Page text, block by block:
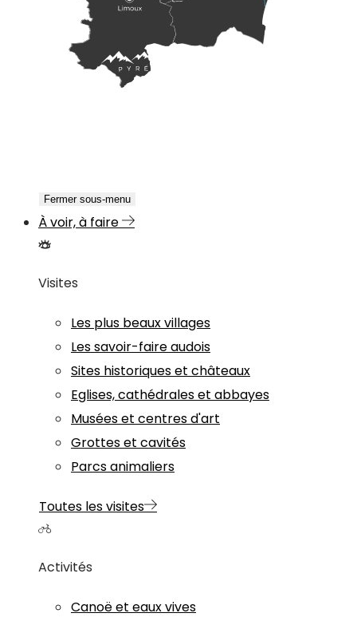
Fermer sous-menu
À voir, à faire
Visites
Les plus beaux villages
Les savoir-faire audois
Sites historiques et châteaux
Eglises, cathédrales et abbayes
Musées et centres d'art
Grottes et cavités
Parcs animaliers
Toutes les visites
Activités
Canoë et eaux vives